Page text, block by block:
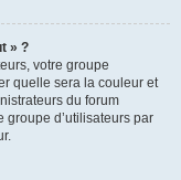
» ?
votre groupe
quelle sera la couleur et
du forum
groupe d’utilisateurs par